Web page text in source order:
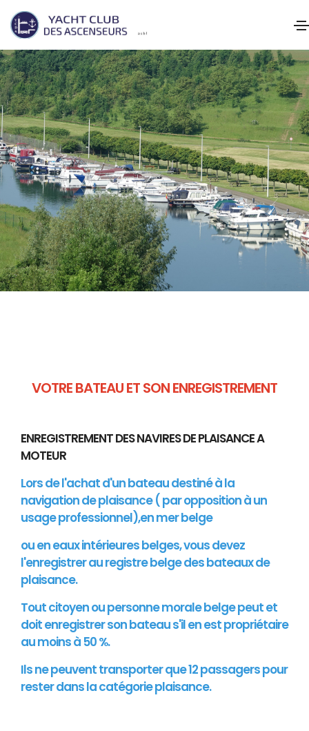
VOTRE BATEAU ET SON ENREGISTREMENT
ENREGISTREMENT DES NAVIRES DE PLAISANCE A
MOTEUR
Lors de l'achat d'un bateau destiné à la
navigation de plaisance ( par opposition à un
usage professionnel),en mer belge
ou en eaux intérieures belges, vous devez
l'enregistrer au registre belge des bateaux de
plaisance.
Tout citoyen ou personne morale belge peut et
doit enregistrer son bateau s'il en est propriétaire
au moins à 50 %.
Ils ne peuvent transporter que 12 passagers pour
rester dans la catégorie plaisance.